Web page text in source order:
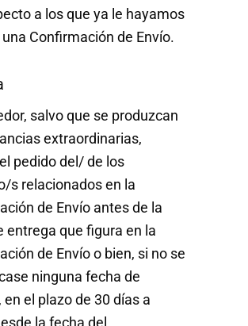
a los que ya le hayamos
Confirmación de Envío.
salvo que se produzcan
extraordinarias,
pedido del/ de los
s relacionados en la
de Envío antes de la
entrega que figura en la
de Envío o bien, si no se
ninguna fecha de
en el plazo de 30 días a
la fecha del